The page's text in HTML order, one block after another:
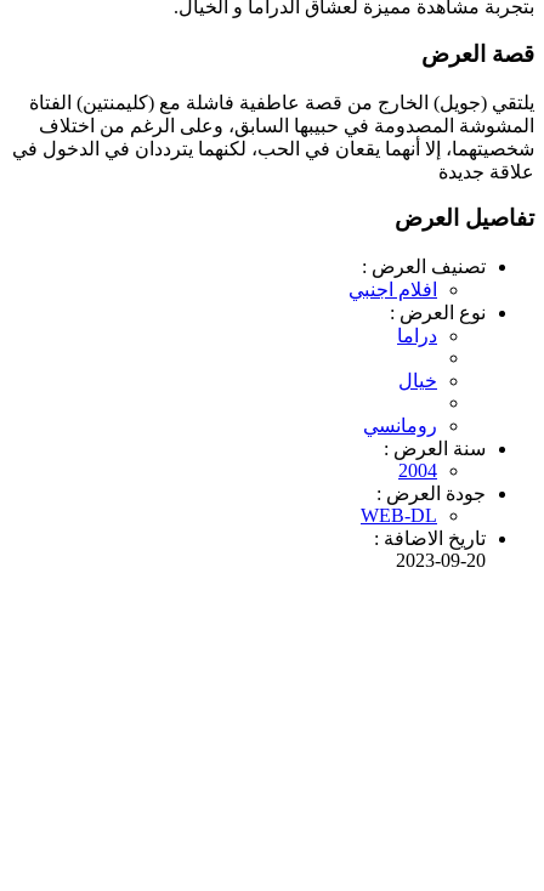
بتجربة مشاهدة مميزة لعشاق الدراما و الخيال.
قصة العرض
يلتقي (جويل) الخارج من قصة عاطفية فاشلة مع (كليمنتين) الفتاة
المشوشة المصدومة في حبيبها السابق، وعلى الرغم من اختلاف
شخصيتهما، إلا أنهما يقعان في الحب، لكنهما يترددان في الدخول في
علاقة جديدة
تفاصيل العرض
تصنيف العرض :
افلام اجنبي
نوع العرض :
دراما
خيال
رومانسي
سنة العرض :
2004
جودة العرض :
WEB-DL
تاريخ الاضافة :
2023-09-20